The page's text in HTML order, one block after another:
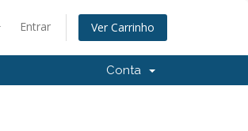
Entrar Ver Carrinho
Conta